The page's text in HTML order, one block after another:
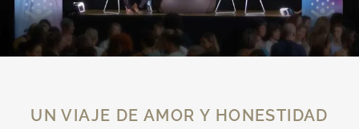
UN VIAJE DE AMOR Y HONESTIDAD